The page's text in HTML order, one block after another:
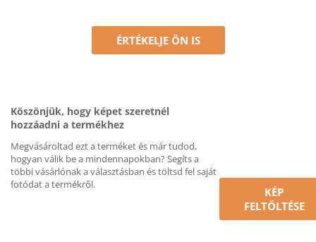
ÉRTÉKELJE ÖN IS
Köszönjük, hogy képet szeretnél
hozzáadni a termékhez
Megvásároltad ezt a terméket és már tudod,
hogyan válik be a mindennapokban? Segíts a
többi vásárlónak a választásban és töltsd fel saját
fotódat a termékről.
KÉP
FELTÖLTÉSE